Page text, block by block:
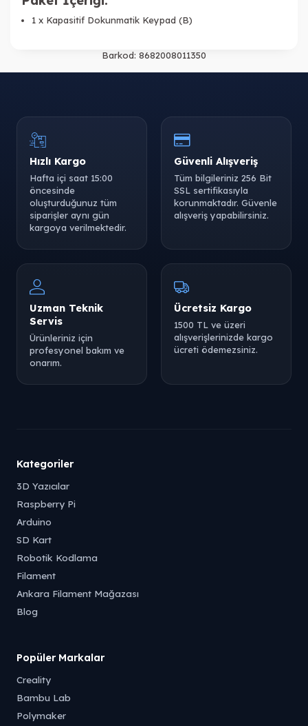
1 x Kapasitif Dokunmatik Keypad (B)
Barkod: 8682008011350
Hızlı Kargo
Hafta içi saat 15:00
öncesinde
oluşturduğunuz tüm
siparişler aynı gün
kargoya verilmektedir.
Güvenli Alışveriş
Tüm bilgileriniz 256 Bit
SSL sertifikasıyla
korunmaktadır. Güvenle
alışveriş yapabilirsiniz.
Uzman Teknik
Servis
Ürünleriniz için
profesyonel bakım ve
onarım.
Ücretsiz Kargo
1500 TL ve üzeri
alışverişlerinizde kargo
ücreti ödemezsiniz.
Kategoriler
3D Yazıcılar
Raspberry Pi
Arduino
SD Kart
Robotik Kodlama
Filament
Ankara Filament Mağazası
Blog
Popüler Markalar
Creality
Bambu Lab
Polymaker